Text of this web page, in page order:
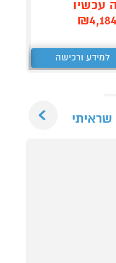
עכשיו
למידע ורכישה
שראיתי